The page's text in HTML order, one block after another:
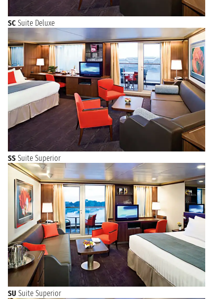
SC Suite Deluxe
SS Suite Superior
SU Suite Superior